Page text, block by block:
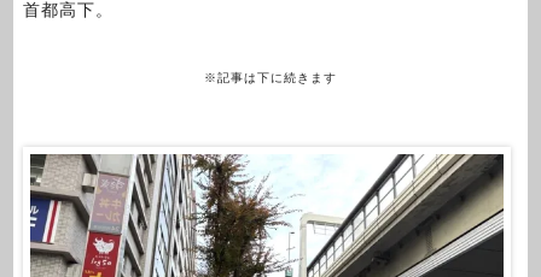
首都高下。
※記事は下に続きます